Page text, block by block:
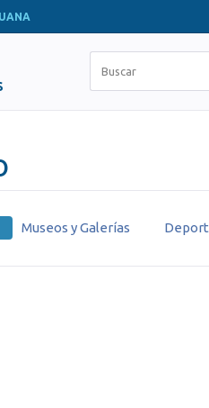
Museos y Galerías